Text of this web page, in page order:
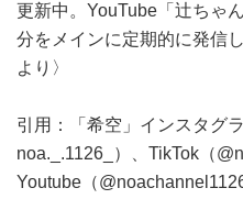
更新中。YouTube「辻ちゃ
分をメインに定期的に発信
より〉
引用：「希空」インスタグ
noa._.1126_）、TikTok（
Youtube（